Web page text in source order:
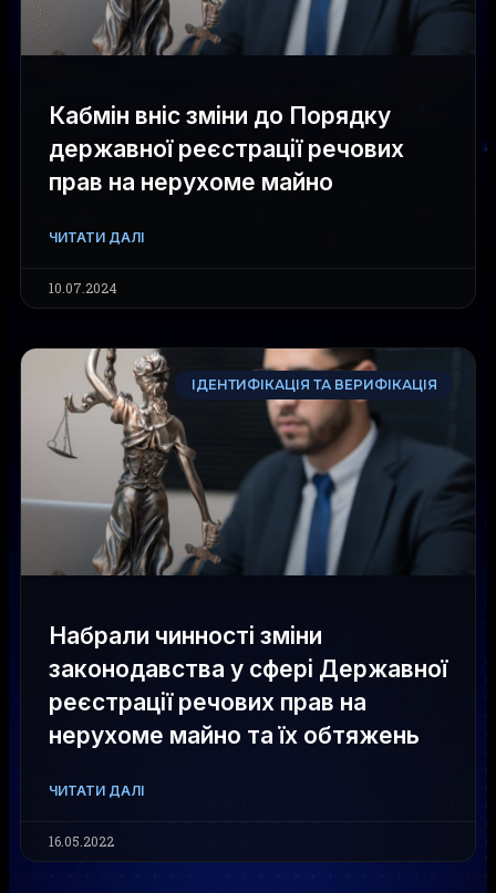
Кабмін вніс зміни до Порядку
державної реєстрації речових
прав на нерухоме майно
ЧИТАТИ ДАЛІ
10.07.2024
ІДЕНТИФІКАЦІЯ ТА ВЕРИФІКАЦІЯ
Набрали чинності зміни
законодавства у сфері Державної
реєстрації речових прав на
нерухоме майно та їх обтяжень
ЧИТАТИ ДАЛІ
16.05.2022